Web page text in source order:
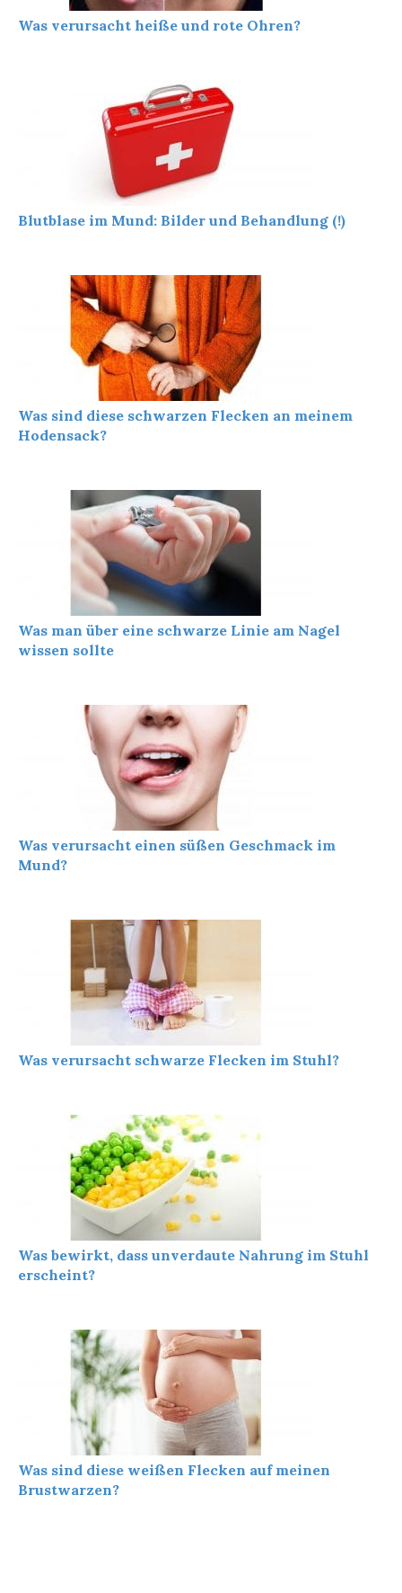
Was verursacht heiße und rote Ohren?
Blutblase im Mund: Bilder und Behandlung (!)
Was sind diese schwarzen Flecken an meinem
Hodensack?
Was man über eine schwarze Linie am Nagel
wissen sollte
Was verursacht einen süßen Geschmack im
Mund?
Was verursacht schwarze Flecken im Stuhl?
Was bewirkt, dass unverdaute Nahrung im Stuhl
erscheint?
Was sind diese weißen Flecken auf meinen
Brustwarzen?